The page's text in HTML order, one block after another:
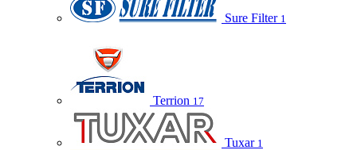
Sure Filter 1
Terrion 17
Tuxar 1